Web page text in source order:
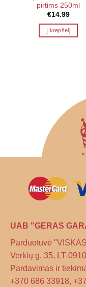
pirtims 250ml
€14.99
Į krepšelį
UAB "GERAS
Parduotuvė
Verkių g. 35, LT-
Pardavimas ir
+370 686 33918,